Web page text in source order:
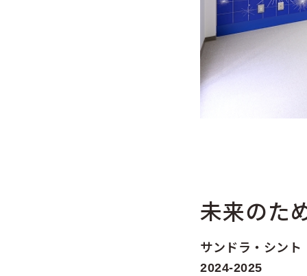
未来のた
サンドラ・シント
2024-2025